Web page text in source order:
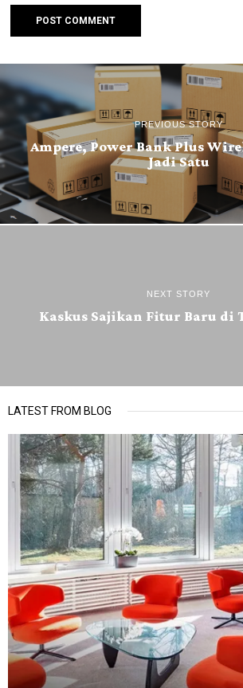
PREVIOUS STORY
Ampere, Power Bank Plus
Jadi Satu
NEXT STORY
Kaskus Sajikan Fitur Baru di
LATEST FROM BLOG